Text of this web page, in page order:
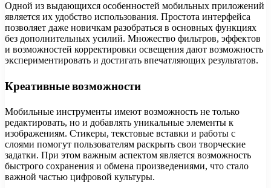
Одной из выдающихся особенностей мобильных приложений
является их удобство использования. Простота интерфейса
позволяет даже новичкам разобраться в основных функциях
без дополнительных усилий. Множество фильтров, эффектов
и возможностей корректировки освещения дают возможность
экспериментировать и достигать впечатляющих результатов.
Креативные возможности
Мобильные инструменты имеют возможность не только
редактировать, но и добавлять уникальные элементы к
изображениям. Стикеры, текстовые вставки и работы с
слоями помогут пользователям раскрыть свои творческие
задатки. При этом важным аспектом является возможность
быстрого сохранения и обмена произведениями, что стало
важной частью цифровой культуры.